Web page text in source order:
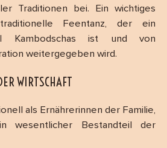
Traditionen bei. Ein wichtiges
Feentanz, der ein
Kambodschas ist und von
weitergegeben wird.
WIRTSCHAFT
als Ernährerinnen der Familie,
wesentlicher Bestandteil der